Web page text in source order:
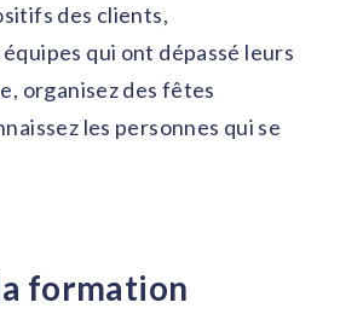
des clients,
qui ont dépassé leurs
organisez des fêtes
les personnes qui se
formation